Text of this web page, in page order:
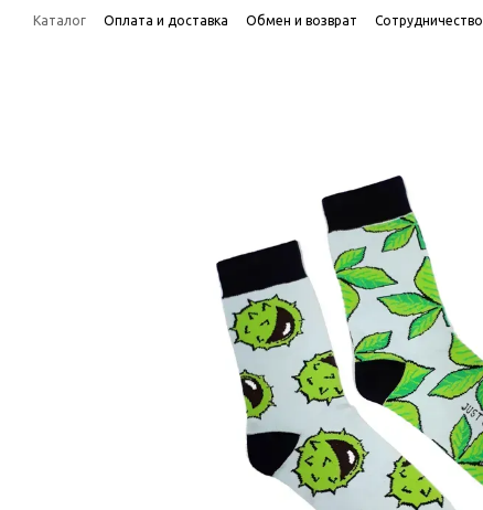
Перейти к основному контенту
Каталог Оплата и доставка Обмен и возврат Сотрудничество